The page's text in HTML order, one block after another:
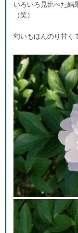
いろいろ見比べた結
（笑）
匂いもほんのり甘く